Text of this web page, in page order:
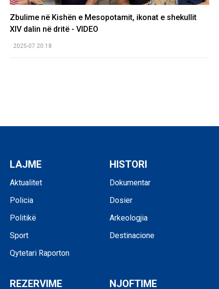
Zbulime në Kishën e Mesopotamit, ikonat e shekullit
XIV dalin në dritë - VIDEO
2025-07 20:18
LAJME
Aktualitet
Policia
Politikë
Sport
Qytetari Raporton
HISTORI
Dokumentar
Dosier
Arkeologjia
Destinacione
REZERVIME NJOFTIME